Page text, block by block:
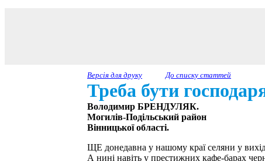
Версія для друку До списку статтей
Треба бути
Володимир БРЕНДУЛЯК.
Могилів-Подільський район
Вінницької області.
ЩЕ донедавна у нашому краї селяни у
А нині навіть у престижних кафе-барах